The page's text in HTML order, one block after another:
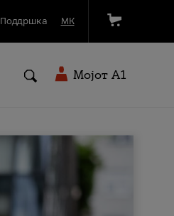
Поддршка МК
Мојот A1